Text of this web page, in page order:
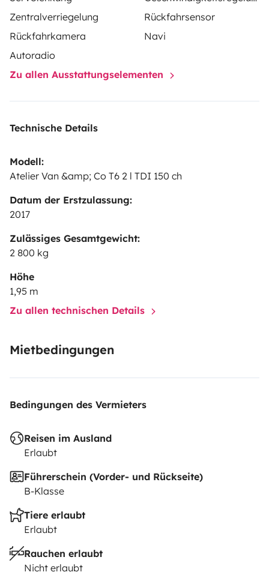
Zentralverriegelung
Rückfahrsensor
Rückfahrkamera
Navi
Autoradio
Zu allen Ausstattungselementen
Technische Details
Modell:
Atelier Van &amp; Co T6 2 l TDI 150 ch
Datum der Erstzulassung:
2017
Zulässiges Gesamtgewicht:
2 800 kg
Höhe
1,95 m
Zu allen technischen Details
Mietbedingungen
Bedingungen des Vermieters
Reisen im Ausland
Erlaubt
Führerschein (Vorder- und Rückseite)
B-Klasse
Tiere erlaubt
Erlaubt
Rauchen erlaubt
Nicht erlaubt